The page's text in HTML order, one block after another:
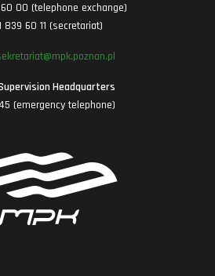
00 (telephone exchange)
839 60 11 (secretariat)
Headquarters
(emergency telephone)